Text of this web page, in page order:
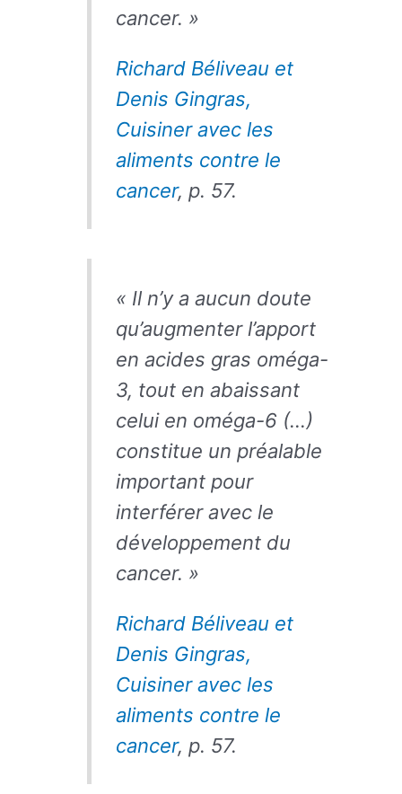
cancer. »
Richard Béliveau et
Denis Gingras,
Cuisiner avec les
aliments contre le
cancer, p. 57.
« Il n’y a aucun doute
qu’augmenter l’apport
en acides gras oméga-
3, tout en abaissant
celui en oméga-6 (…)
constitue un préalable
important pour
interférer avec le
développement du
cancer. »
Richard Béliveau et
Denis Gingras,
Cuisiner avec les
aliments contre le
cancer, p. 57.